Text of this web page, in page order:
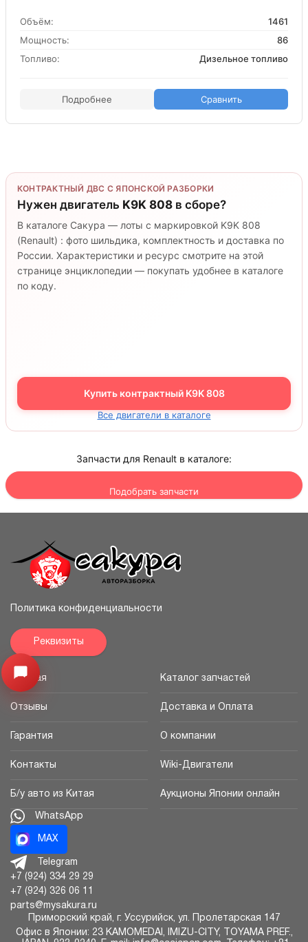
Объём:
1461
Мощность:
86
Топливо:
Дизельное топливо
Подробнее Сравнить
КОНТРАКТНЫЙ ДВС С ЯПОНСКОЙ РАЗБОРКИ
Нужен двигатель K9K 808 в сборе?
В каталоге Сакура — лоты с маркировкой K9K 808
(Renault) : фото шильдика, комплектность и доставка по
России. Характеристики и ресурс смотрите на этой
странице энциклопедии — покупать удобнее в каталоге
по коду.
Купить контрактный K9K 808
Все двигатели в каталоге
Запчасти для Renault в каталоге:
Подобрать запчасти
Открыть меню
Политика конфиденциальности
Реквизиты
Главная Каталог запчастей
Отзывы Доставка и Оплата
Гарантия О компании
Контакты Wiki-Двигатели
Б/у авто из Китая Аукционы Японии онлайн
WhatsApp
MAX
Telegram
+7 (924) 334 29 29
+7 (924) 326 06 11
parts@mysakura.ru
Приморский край, г. Уссурийск, ул. Пролетарская 147
Офис в Японии: 23 KAMOMEDAI, IMIZU-CITY, TOYAMA PREF.,